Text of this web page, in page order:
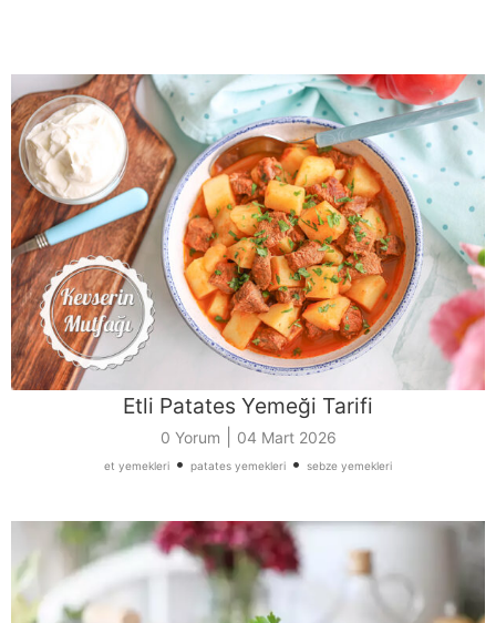
Etli Patates Yemeği Tarifi
0 Yorum 04 Mart 2026
et yemekleri • patates yemekleri • sebze yemekleri